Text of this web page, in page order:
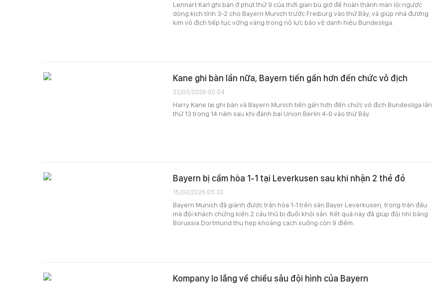
Lennart Karl ghi bàn ở phút thứ 9 của thời gian bù giờ để hoàn thành màn lội ngược
dòng kịch tính 3-2 cho Bayern Munich trước Freiburg vào thứ Bảy, và giúp nhà đương
kim vô địch tiếp tục vững vàng trong nỗ lực bảo vệ danh hiệu Bundesliga.
Kane ghi bàn lần nữa, Bayern tiến gần hơn đến chức vô địch
22/03/2026 00:04
Harry Kane lại ghi bàn và Bayern Munich tiến gần hơn đến chức vô địch Bundesliga lần
thứ 13 trong 14 năm sau khi đánh bại Union Berlin 4-0 vào thứ Bảy.
Bayern bị cầm hòa 1-1 tại Leverkusen sau khi nhận 2 thẻ đỏ
15/03/2026 05:33
Bayern Munich đã giành được trận hòa 1-1 trên sân Bayer Leverkusen, trong trận đấu
mà đội khách chứng kiến 2 cầu thủ bị đuổi khỏi sân. Kết quả này đã giúp đội nhì bảng
Borussia Dortmund thu hẹp khoảng cách xuống còn 9 điểm.
Kompany lo lắng về chiều sâu đội hình của Bayern